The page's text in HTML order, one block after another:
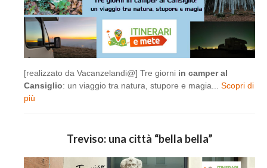
[realizzato da Vacanzelandi@] Tre giorni in camper al
Cansiglio: un viaggio tra natura, stupore e magia... Scopri di
più
Treviso: una città “bella bella”